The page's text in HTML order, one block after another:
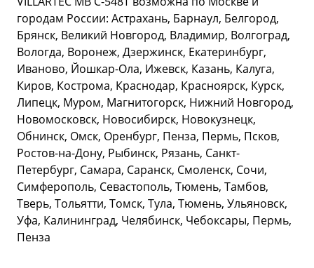
городам России: Астрахань, Барнаул, Белгород,
Брянск, Великий Новгород, Владимир, Волгоград,
Вологда, Воронеж, Дзержинск, Екатеринбург,
Иваново, Йошкар-Ола, Ижевск, Казань, Калуга,
Киров, Кострома, Краснодар, Красноярск, Курск,
Липецк, Муром, Магнитогорск, Нижний Новгород,
Новомосковск, Новосибирск, Новокузнецк,
Обнинск, Омск, Оренбург, Пенза, Пермь, Псков,
Ростов-на-Дону, Рыбинск, Рязань, Санкт-
Петербург, Самара, Саранск, Смоленск, Сочи,
Симферополь, Севастополь, Тюмень, Тамбов,
Тверь, Тольятти, Томск, Тула, Тюмень, Ульяновск,
Уфа, Калининград, Челябинск, Чебоксары, Пермь,
Пенза